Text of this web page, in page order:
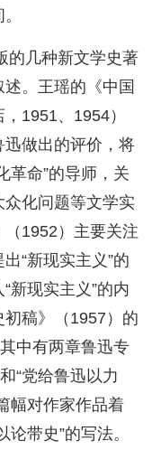
的几种新文学史著
。王瑶的《中国
1951、1954）
做出的评价，将
革命”的导师，关
化问题等文学实
1952）主要关注
“新现实主义”的
新现实主义”的内
稿》（1957）的
中有两章鲁迅专
“党给鲁迅以力
幅对作家作品着
带史”的写法。